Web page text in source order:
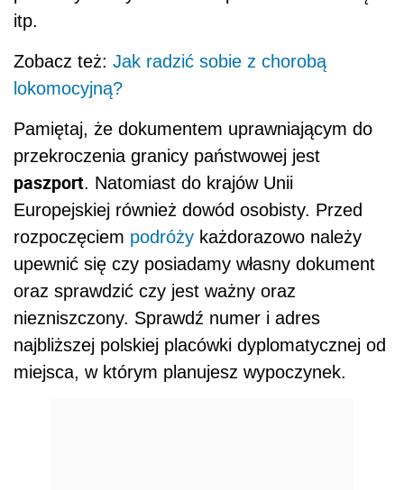
itp.
Zobacz też: Jak radzić sobie z chorobą
lokomocyjną?
Pamiętaj, że dokumentem uprawniającym do
przekroczenia granicy państwowej jest
paszport. Natomiast do krajów Unii
Europejskiej również dowód osobisty. Przed
rozpoczęciem podróży każdorazowo należy
upewnić się czy posiadamy własny dokument
oraz sprawdzić czy jest ważny oraz
niezniszczony. Sprawdź numer i adres
najbliższej polskiej placówki dyplomatycznej od
miejsca, w którym planujesz wypoczynek.